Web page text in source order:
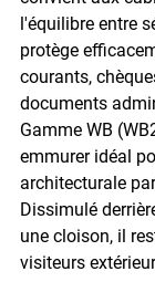
l'équilibre entre
protège
courants,
documents
Gamme WB
emmurer idéal
architecturale
Dissimulé
une cloison, il
visiteurs